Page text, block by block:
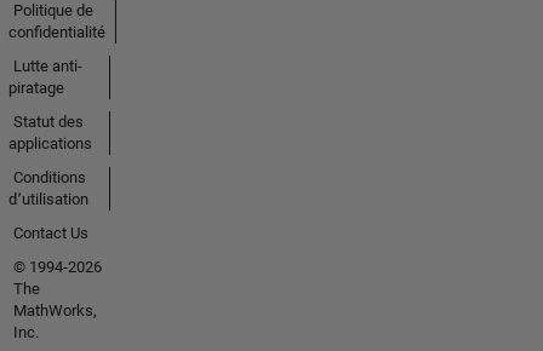
Politique de
confidentialité
Lutte anti-
piratage
Statut des
applications
Conditions
d՚utilisation
Contact Us
© 1994-2026
The
MathWorks,
Inc.